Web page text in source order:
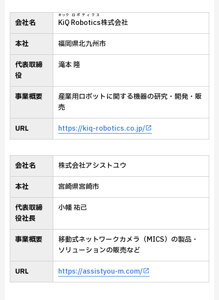
会社名 KiQ
キック
Robotics
ロボティクス
株式会社
本社 福岡県北九州市
代表取締
役
滝本 隆
事業概要
産業用ロボットに関する機器の研究・開発・販
売
URL https://kiq-robotics.co.jp/
会社名 株式会社アシストユウ
本社 宮崎県宮崎市
代表取締
役社長
小幡 祐己
事業概要
移動式ネットワークカメラ（MICS）の製品・
ソリューションの販売など
URL https://assistyou-m.com/